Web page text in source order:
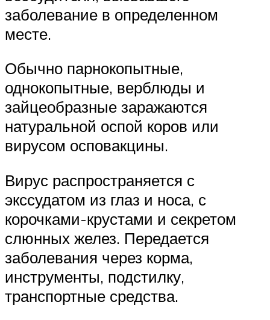
заболевание в определенном
месте.
Обычно парнокопытные,
однокопытные, верблюды и
зайцеобразные заражаются
натуральной оспой коров или
вирусом осповакцины.
Вирус распространяется с
экссудатом из глаз и носа, с
корочками-крустами и секретом
слюнных желез. Передается
заболевания через корма,
инструменты, подстилку,
транспортные средства.